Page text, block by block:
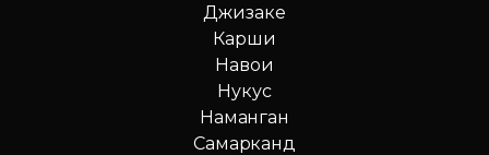
Джизаке
Карши
Навои
Нукус
Наманган
Самарканд